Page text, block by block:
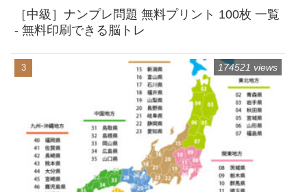
［中級］ナンプレ問題 無料プリント 100枚 一覧
- 無料印刷できる脳トレ
174521 views